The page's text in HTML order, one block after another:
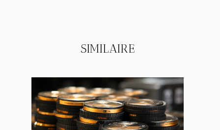
SIMILAIRE